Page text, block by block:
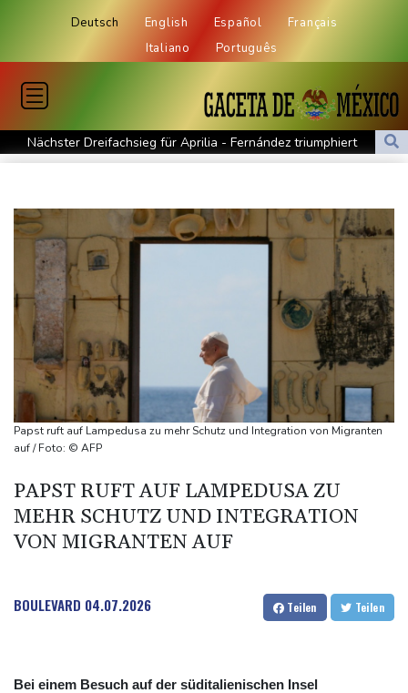
Deutsch English Español
Français
Italiano
Português
Nächster Dreifachsieg für Aprilia - Fernández triumphiert
Verkehrsminister Bilger will Boni von Bahnmanagern an Ziele
Bericht: Trotz Sanierung nur jeder vierte Zug zwischen Hamburg
und Berlin pünktlich
FC Bayern: Kompany setzt auf Musiala
Waldbrände in Kanada: Notstand in Provinz British Columbia
ausgerufen
Verdacht auf illegales Rennen: Zwei Tote nach Motorrad-Unfall
in Köln
Im EM-Becken: Berkhahn sieht "nicht viele Medaillenchancen"
Waldbrand in Kanada: Notstand in British Columbia ausgerufen -
20.000 Menschen evakuiert
ausbauen
Iran bekräftigt harte Haltung in Streit um Straße von Hormus
Papst ruft auf Lampedusa zu mehr Schutz und Integration von Migranten
auf / Foto: © AFP
PAPST RUFT AUF LAMPEDUSA ZU
MEHR SCHUTZ UND INTEGRATION
VON MIGRANTEN AUF
BOULEVARD 04.07.2026 Teilen Teilen
Bei einem Besuch auf der süditalienischen Insel